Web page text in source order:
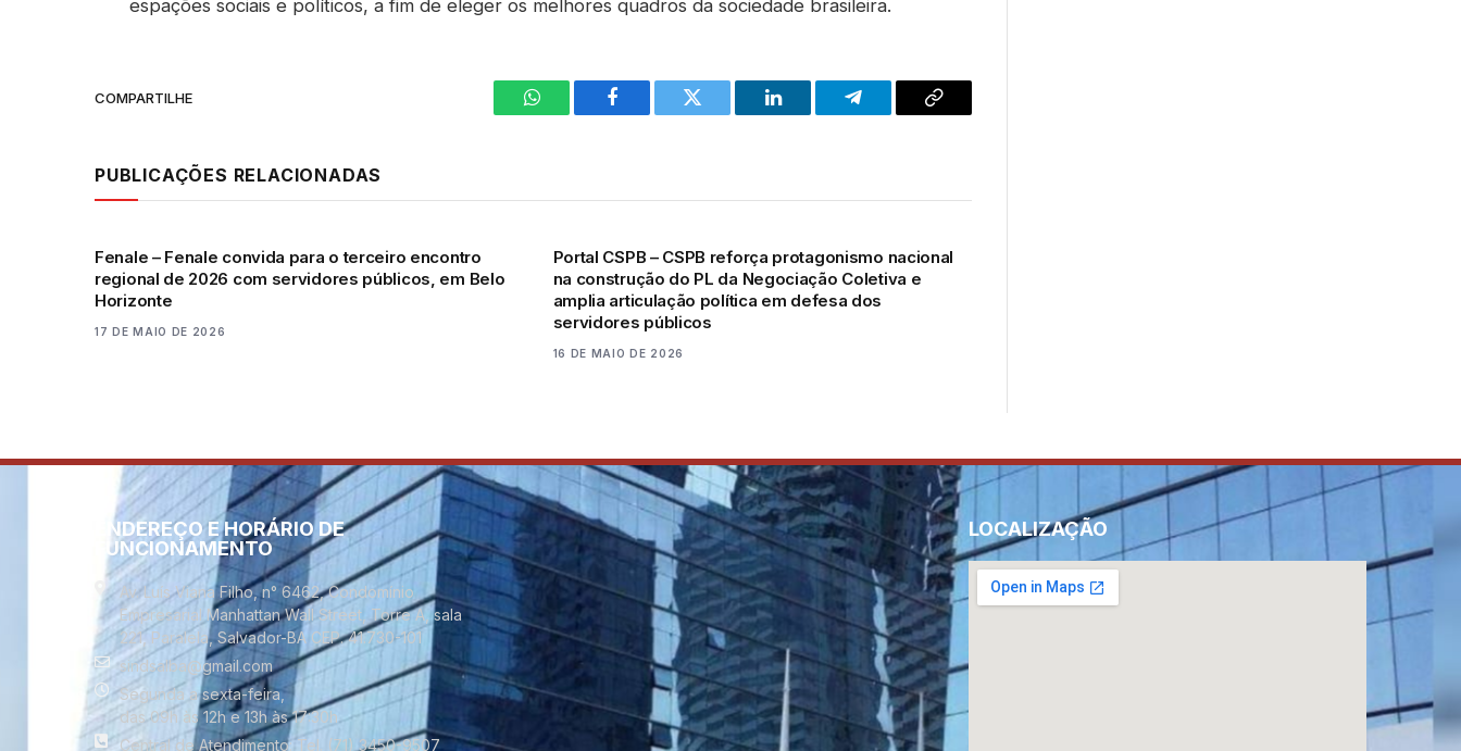
espações sociais e políticos, a fim de eleger os melhores quadros da sociedade brasileira.
COMPARTILHE
WhatsAppFacebook Twitter LinkedIn Telegram Copy
PUBLICAÇÕES RELACIONADAS
Fenale – Fenale convida para o terceiro encontro
regional de 2026 com servidores públicos, em Belo
Horizonte
17 DE MAIO DE 2026
Portal CSPB – CSPB reforça protagonismo nacional
na construção do PL da Negociação Coletiva e
amplia articulação política em defesa dos
servidores públicos
16 DE MAIO DE 2026
ENDEREÇO E HORÁRIO DE
FUNCIONAMENTO
Av. Luís Viana Filho, n° 6462, Condomínio
Empresarial Manhattan Wall Street, Torre A, sala
221, Paralela, Salvador-BA CEP. 41.730-101
sindsalba@gmail.com
Segunda a sexta-feira,
das 09h às 12h e 13h às 17:30h
Central de Atendimento: Tel. (71) 3450-9507
LOCALIZAÇÃO